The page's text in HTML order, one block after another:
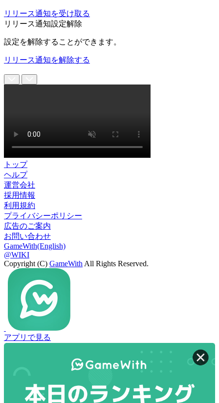
リリース通知を受け取る
リリース通知設定解除
設定を解除することができます。
リリース通知を解除する
トップ
ヘルプ
運営会社
採用情報
利用規約
プライバシーポリシー
広告のご案内
お問い合わせ
GameWith(English)
@WIKI
Copyright (C) GameWith All Rights Reserved.
アプリで見る